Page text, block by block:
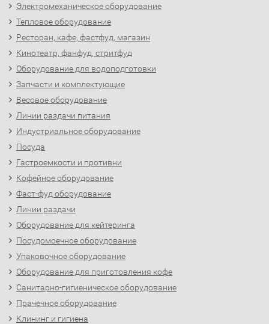
Электромеханическое оборудование
Тепловое оборудование
Ресторан, кафе, фастфуд, магазин
Кинотеатр, фанфуд, стритфуд
Оборудование для водоподготовки
Запчасти и комплектующие
Весовое оборудование
Линии раздачи питания
Индустриальное оборудование
Посуда
Гастроемкости и противни
Кофейное оборудование
Фаст-фуд оборудование
Линии раздачи
Оборудование для кейтеринга
Посудомоечное оборудование
Упаковочное оборудование
Оборудование для приготовления кофе
Санитарно-гигиеническое оборудование
Прачечное оборудование
Клининг и гигиена